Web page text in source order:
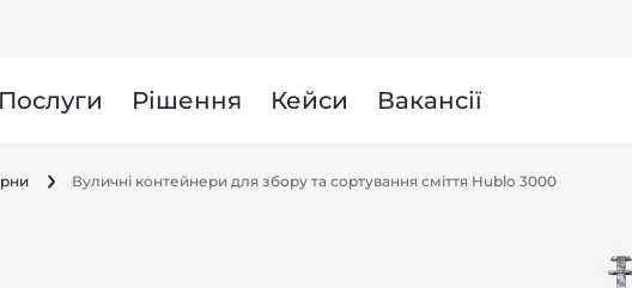
Рішення Кейси Вакансії
Вуличні контейнери для збору та сортування сміття Hublo 3000